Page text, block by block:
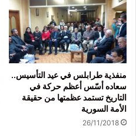
منفذية طرابلس في عيد التأسيس..
سعاده أسّس أعظم حركة في
التاريخ تستمد عظمتها من حقيقة
الأمة السورية
26/11/2018